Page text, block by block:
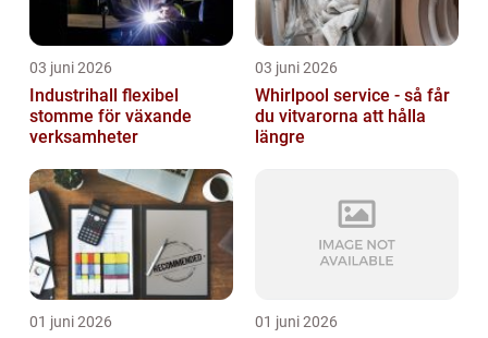
03 juni 2026
Industrihall flexibel
stomme för växande
verksamheter
03 juni 2026
Whirlpool service - så får
du vitvarorna att hålla
längre
01 juni 2026 01 juni 2026